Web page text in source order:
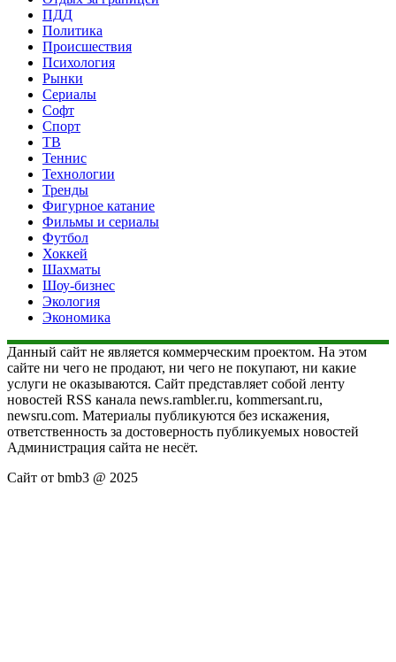
ПДД
Политика
Происшествия
Психология
Рынки
Сериалы
Софт
Спорт
ТВ
Теннис
Технологии
Тренды
Фигурное катание
Фильмы и сериалы
Футбол
Хоккей
Шахматы
Шоу-бизнес
Экология
Экономика
Данный сайт не является коммерческим проектом. На этом
сайте ни чего не продают, ни чего не покупают, ни какие
услуги не оказываются. Сайт представляет собой ленту
новостей RSS канала news.rambler.ru, kommersant.ru,
newsru.com. Материалы публикуются без искажения,
ответственность за достоверность публикуемых новостей
Администрация сайта не несёт.
Сайт от bmb3 @ 2025